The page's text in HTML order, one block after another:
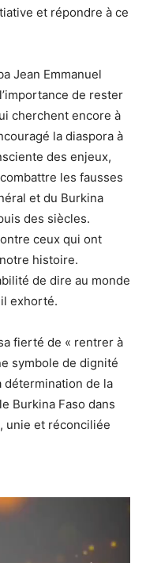
et répondre à ce
Jean Emmanuel
de rester
cherchent encore à
la diaspora à
des enjeux,
les fausses
et du Burkina
des siècles.
ceux qui ont
histoire.
de dire au monde
exhorté.
fierté de « rentrer à
symbole de dignité
détermination de la
Burkina Faso dans
unie et réconciliée